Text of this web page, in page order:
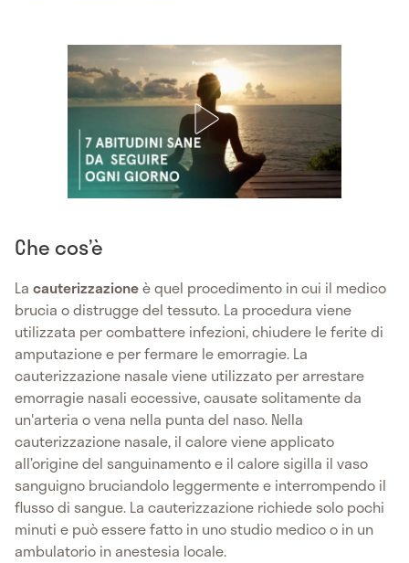
Che cos’è
La cauterizzazioneè quel procedimento in cui il medico
brucia o distrugge del tessuto. La procedura viene
utilizzata per combattere infezioni, chiudere le ferite di
amputazione e per fermare le emorragie. La
cauterizzazione nasale viene utilizzato per arrestare
emorragie nasali eccessive, causate solitamente da
un'arteria o vena nella punta del naso. Nella
cauterizzazione nasale, il calore viene applicato
all’origine del sanguinamento e il calore sigilla il vaso
sanguigno bruciandolo leggermente e interrompendo il
flusso di sangue. La cauterizzazione richiede solo pochi
minuti e può essere fatto in uno studio medico o in un
ambulatorio in anestesia locale.